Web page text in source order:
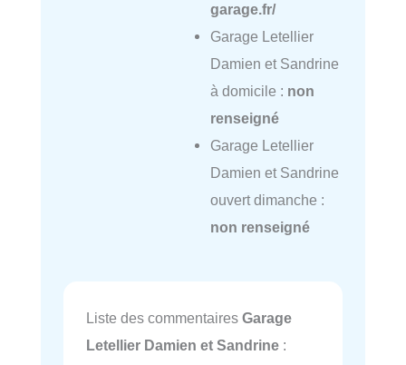
garage.fr/
Garage Letellier
Damien et Sandrine
à domicile : non
renseigné
Garage Letellier
Damien et Sandrine
ouvert dimanche :
non renseigné
Liste des commentaires Garage
Letellier Damien et Sandrine :